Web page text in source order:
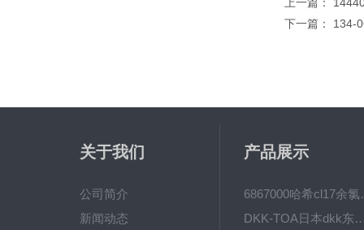
下一篇： 134-
关于我们
公司简介
新闻动态
产品展示
6867000
DKK-TOA日本dkk东亚电